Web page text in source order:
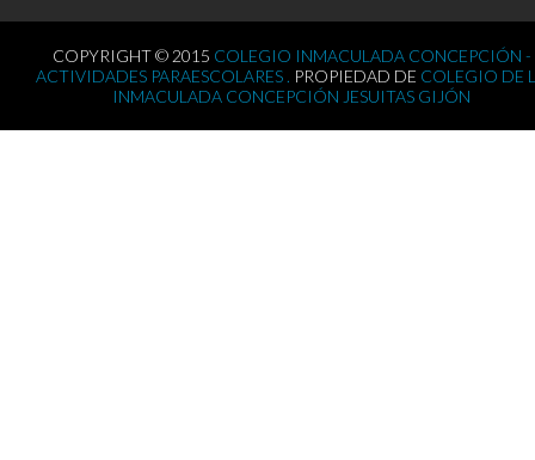
COPYRIGHT © 2015 COLEGIO INMACULADA CONCEPCIÓN -
ACTIVIDADES PARAESCOLARES . PROPIEDAD DE COLEGIO DE
INMACULADA CONCEPCIÓN JESUITAS GIJÓN